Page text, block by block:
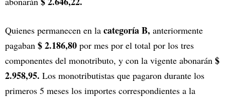
Quienes permanecen en la categoría B, anteriormente
pagaban $ 2.186,80 por mes por el total por los tres
componentes del monotributo, y con la vigente abonarán $
2.958,95. Los monotributistas que pagaron durante los
primeros 5 meses los importes correspondientes a la